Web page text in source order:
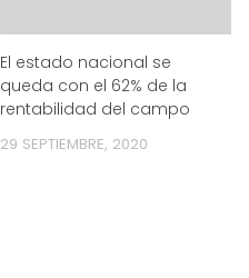
El estado nacional se
queda con el 62% de la
rentabilidad del campo
29 SEPTIEMBRE, 2020